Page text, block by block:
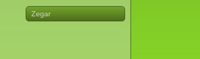
Zegar